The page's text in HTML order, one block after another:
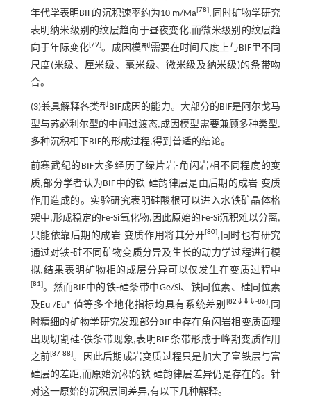
年代学表明BIF的沉积速率约为10 m/Ma[78],同时矿物学研究
表明纳米级别的纹层趋向于昼夜变化,而微米级别的纹层趋
向于年际变化[79]。成因模型需要在时间尺度上与BIF里不同
尺度(米级、厘米级、毫米级、微米级及纳米级)的条带吻
合。
(3)兼具解释各类型BIF成因的能力。大部分的BIF是阿尔戈马
型与苏必利尔型的中间过渡态,成因模型需要兼顾多种类型,
多种沉积相下BIF的形成过程,得到普适的结论。
前寒武纪的BIF大多经历了绿片岩-角闪岩相不同程度的变
质,部分学者认为BIF中的铁-硅韵律层是由后期的成岩-变质
作用造成的。实验研究表明硅酸根可以进入水铁矿晶体格
架中,形成稳定的Fe-Si氧化物,因此原始的Fe-Si沉积难以分离,
只能依靠后期的成岩-变质作用将其分开[80],同时也有研究
通过对铁-硅不同矿物变质分异及生长的动力学过程进行模
拟,结果表明矿物相的成层分异可以仅发生在变质过程中
[81]。然而BIF中的铁-硅条带中Ge/Si、铁同位素、硅同位素
及Eu /Eu* 值等多个地化指标均具有系统差别 [82 ⇓ ⇓ ⇓-86],同
时精细的矿物学研究发现部分BIF中存在角闪岩相变质面理
出现切割硅-铁条带现象,表明BIF 条带形成于峰期变质作用
之前[87-88]。因此后期成岩变质过程只是加大了富铁层与富
硅层的差距,而原始沉积的铁-硅韵律层差异仍是存在的。针
对这一原始的沉积层间差异,有以下几种解释。